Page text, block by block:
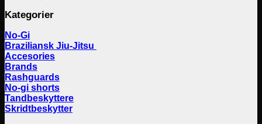
Kategorier
No-Gi
Braziliansk Jiu-Jitsu
Accesories
Brands
Rashguards
No-gi shorts
Tandbeskyttere
Skridtbeskytter